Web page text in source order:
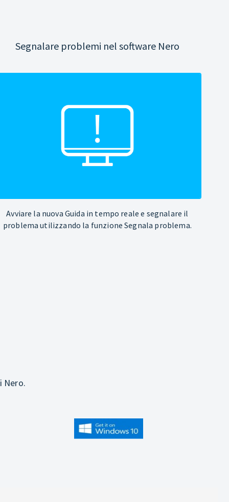
Segnalare problemi nel software Nero
Avviare la nuova Guida in tempo reale e segnalare il
problema utilizzando la funzione Segnala problema.
Nero.